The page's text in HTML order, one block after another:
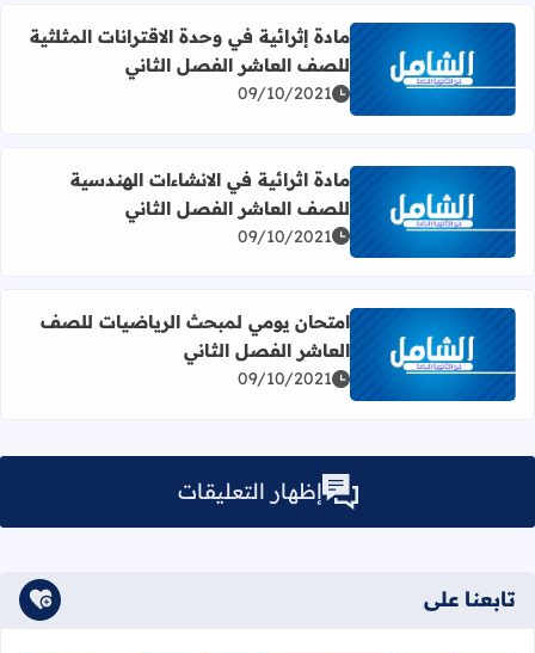
اقرأ المزيد عن مادة إثرائية في وحدة الاقترانات المثلثية
مادة إثرائية في وحدة الاقترانات المثلثية
للصف العاشر الفصل الثاني
09/10/2021
اقرأ المزيد عن مادة اثرائية في الانشاءات الهندسية للصف
مادة اثرائية في الانشاءات الهندسية
للصف العاشر الفصل الثاني
09/10/2021
اقرأ المزيد عن امتحان يومي لمبحث الرياضيات للصف العاشر
امتحان يومي لمبحث الرياضيات للصف
العاشر الفصل الثاني
09/10/2021
إظهار التعليقات
تابعنا على